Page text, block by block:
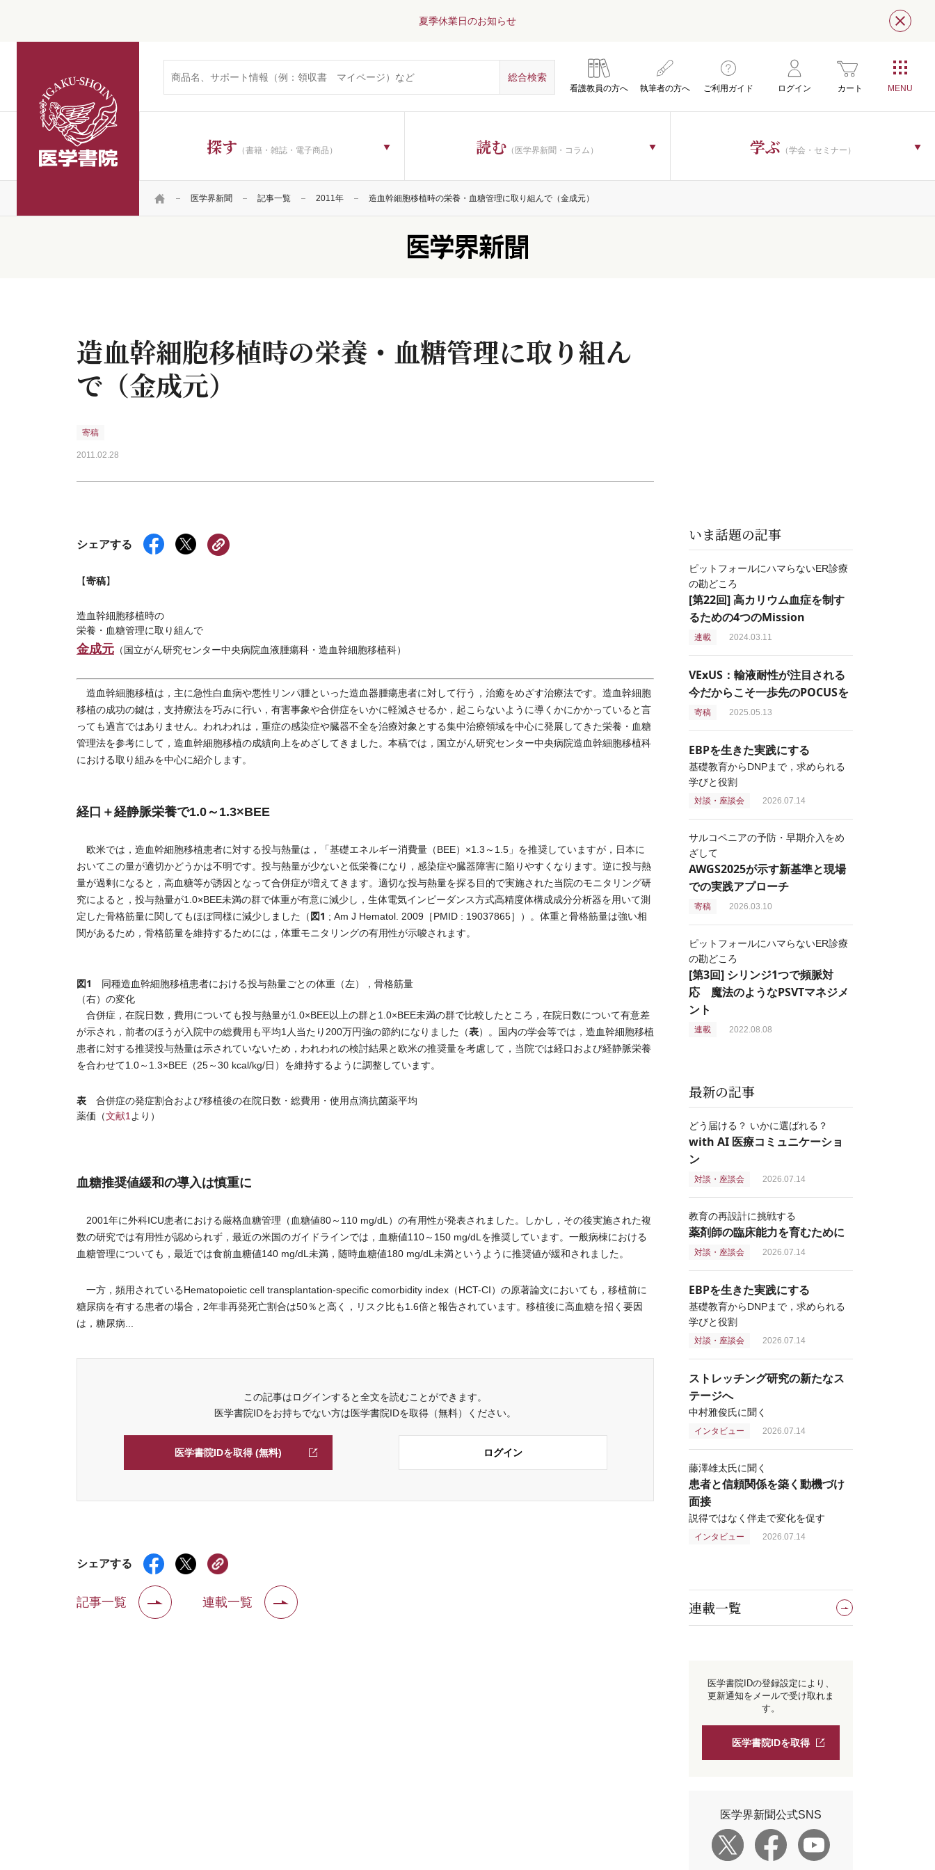
夏季休業日のお知らせ 閉じ
看護教員の方へ 執筆者の方へ ご利用ガイド ログイン カート
探す （書籍・雑誌・電子商品） 読む （医学界新聞・コラム） 学ぶ （学会・セミナー）
HOME 医学界新聞 記事一覧 2011年 造血幹細胞移植時の栄養・血糖管理に取り組んで（金成元）
造血幹細胞移植時の栄養・血糖管理に取り組ん
で（金成元）
寄稿
2011.02.28
シェアする
【寄稿】
造血幹細胞移植時の
栄養・血糖管理に取り組んで
金成元 （国立がん研究センター中央病院血液腫瘍科・造血幹細胞移植科）
造血幹細胞移植は，主に急性白血病や悪性リンパ腫といった造血器腫瘍患者に対して行う，治癒をめざす治療法です。造血幹細胞
移植の成功の鍵は，支持療法を巧みに行い，有害事象や合併症をいかに軽減させるか，起こらないように導くかにかかっていると言
っても過言ではありません。われわれは，重症の感染症や臓器不全を治療対象とする集中治療領域を中心に発展してきた栄養・血糖
管理法を参考にして，造血幹細胞移植の成績向上をめざしてきました。本稿では，国立がん研究センター中央病院造血幹細胞移植科
における取り組みを中心に紹介します。
経口＋経静脈栄養で1.0～1.3×BEE
欧米では，造血幹細胞移植患者に対する投与熱量は，「基礎エネルギー消費量（BEE）×1.3～1.5」を推奨していますが，日本に
おいてこの量が適切かどうかは不明です。投与熱量が少ないと低栄養になり，感染症や臓器障害に陥りやすくなります。逆に投与熱
量が過剰になると，高血糖等が誘因となって合併症が増えてきます。適切な投与熱量を探る目的で実施された当院のモニタリング研
究によると，投与熱量が1.0×BEE未満の群で体重が有意に減少し，生体電気インピーダンス方式高精度体構成成分分析器を用いて測
定した骨格筋量に関してもほぼ同様に減少しました（図1 ; Am J Hematol. 2009［PMID : 19037865］）。体重と骨格筋量は強い相
関があるため，骨格筋量を維持するためには，体重モニタリングの有用性が示唆されます。
図1
同種造血幹細胞移植患者における投与熱量ごとの体重（左），骨格筋量
（右）の変化
合併症，在院日数，費用についても投与熱量が1.0×BEE以上の群と1.0×BEE未満の群で比較したところ，在院日数について有意差
が示され，前者のほうが入院中の総費用も平均1人当たり200万円強の節約になりました（表）。国内の学会等では，造血幹細胞移植
患者に対する推奨投与熱量は示されていないため，われわれの検討結果と欧米の推奨量を考慮して，当院では経口および経静脈栄養
を合わせて1.0～1.3×BEE（25～30 kcal/kg/日）を維持するように調整しています。
表 合併症の発症割合および移植後の在院日数・総費用・使用点滴抗菌薬平均
薬価（文献1 より）
血糖推奨値緩和の導入は慎重に
2001年に外科ICU患者における厳格血糖管理（血糖値80～110 mg/dL）の有用性が発表されました。しかし，その後実施された複
数の研究では有用性が認められず，最近の米国のガイドラインでは，血糖値110～150 mg/dLを推奨しています。一般病棟における
血糖管理についても，最近では食前血糖値140 mg/dL未満，随時血糖値180 mg/dL未満というように推奨値が緩和されました。
一方，頻用されているHematopoietic cell transplantation-specific comorbidity index（HCT-CI）の原著論文においても，移植前に
糖尿病を有する患者の場合，2年非再発死亡割合は50％と高く，リスク比も1.6倍と報告されています。移植後に高血糖を招く要因
は，糖尿病...
この記事はログインすると全文を読むことができます。
医学書院IDをお持ちでない方は医学書院IDを取得（無料）ください。
医学書院IDを取得 (無料) ログイン
シェアする
記事一覧 連載一覧
いま話題の記事
ピットフォールにハマらないER診療
の勘どころ
[第22回] 高カリウム血症を制す
るための4つのMission
連載 2024.03.11
VExUS：輸液耐性が注目される
今だからこそ一歩先のPOCUSを
寄稿 2025.05.13
EBPを生きた実践にする
基礎教育からDNPまで，求められる
学びと役割
対談・座談会 2026.07.14
サルコペニアの予防・早期介入をめ
ざして
AWGS2025が示す新基準と現場
での実践アプローチ
寄稿 2026.03.10
ピットフォールにハマらないER診療
の勘どころ
[第3回] シリンジ1つで頻脈対
応 魔法のようなPSVTマネジメ
ント
連載 2022.08.08
最新の記事
どう届ける？ いかに選ばれる？
with AI 医療コミュニケーショ
ン
対談・座談会 2026.07.14
教育の再設計に挑戦する
薬剤師の臨床能力を育むために
対談・座談会 2026.07.14
EBPを生きた実践にする
基礎教育からDNPまで，求められる
学びと役割
対談・座談会 2026.07.14
ストレッチング研究の新たなス
テージへ
中村雅俊氏に聞く
インタビュー 2026.07.14
藤澤雄太氏に聞く
患者と信頼関係を築く動機づけ
面接
説得ではなく伴走で変化を促す
インタビュー 2026.07.14
連載一覧
医学書院IDの登録設定により、
更新通知をメールで受け取れま
す。
医学書院IDを取得
医学界新聞公式SNS